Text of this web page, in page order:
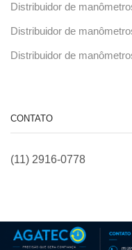
Distribuidor de
Distribuidor de
Distribuidor de
CONTATO
(11) 2916-0778